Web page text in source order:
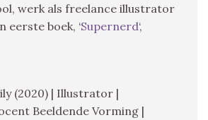
werk als freelance illustrator
eerste boek, ‘Supernerd‘,
(2020) | Illustrator |
Beeldende Vorming |